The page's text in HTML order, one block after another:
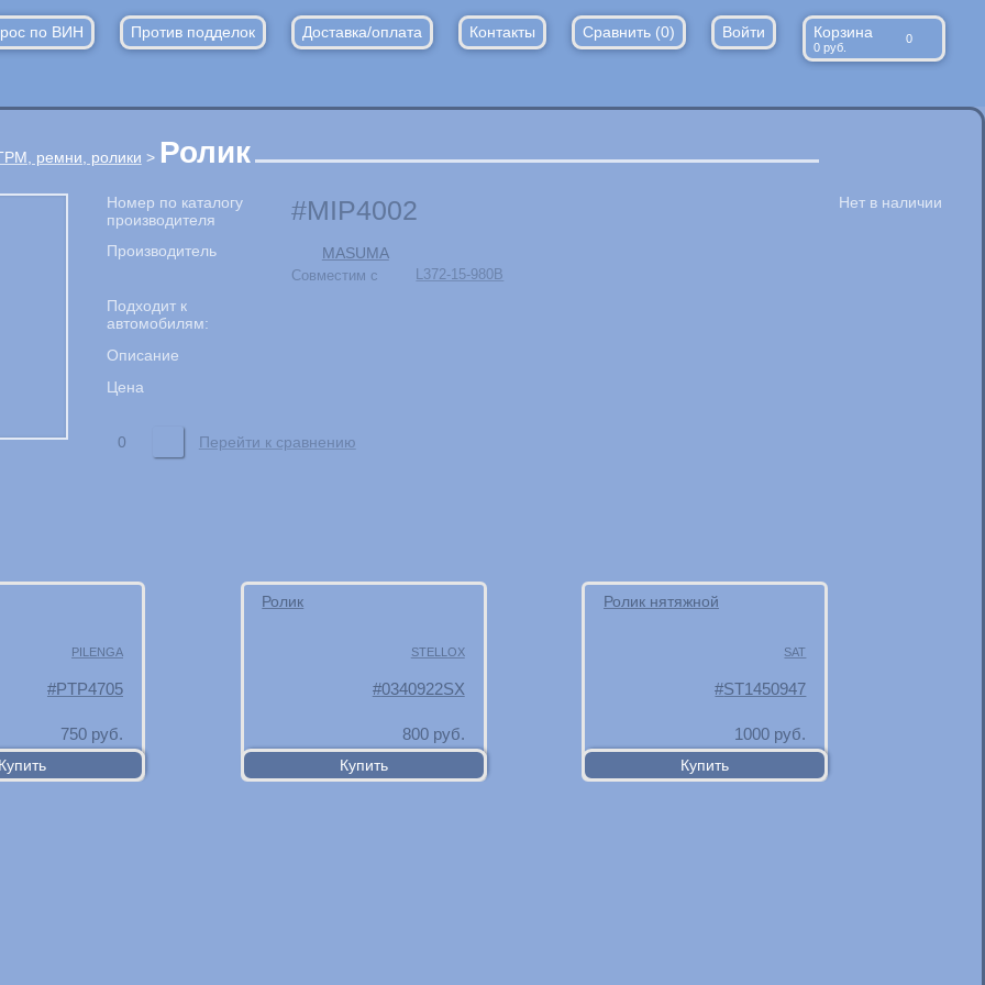
по ВИН Против подделок Доставка/оплата Контакты Сравнить (0) Войти Корзина 0
0руб.
ремни, ролики > Ролик
Номер по каталогу
производителя
MIP4002
Производитель MASUMA
Совместим с L372-15-980B
Подходит к
автомобилям:
Описание
Цена
0 Перейти к сравнению
PILENGA
PTP4705
750руб.
Ролик
STELLOX
0340922SX
800руб.
Ролик нятяжной
SAT
ST1450947
1000 руб.